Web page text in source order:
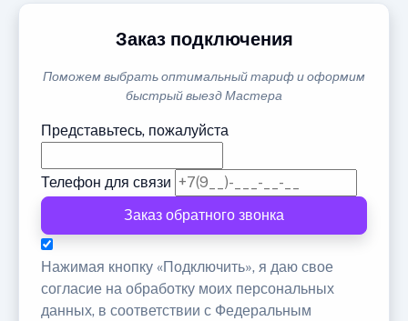
Заказ подключения
Поможем выбрать оптимальный тариф и оформим
быстрый выезд Мастера
Представьтесь, пожалуйста
Телефон для связи
Заказ обратного звонка
Нажимая кнопку «Подключить», я даю свое
согласие на обработку моих персональных
данных, в соответствии с Федеральным